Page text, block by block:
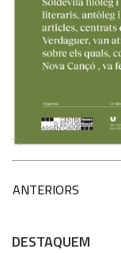
ANTERIORS
DESTAQUEM